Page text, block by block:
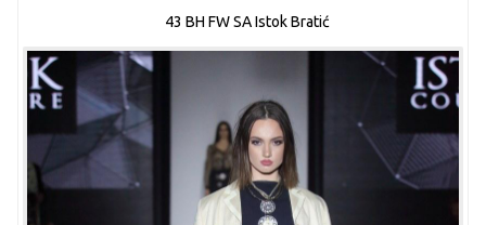
43 BH FW SA Istok Bratić